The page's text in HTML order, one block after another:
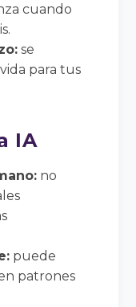
cuando
se
para tus
IA
no
puede
patrones